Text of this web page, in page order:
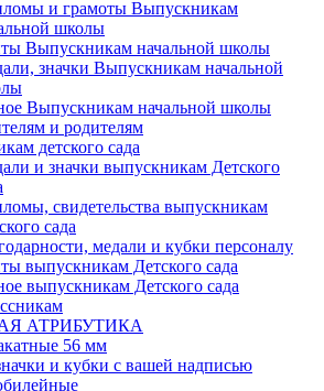
и грамоты Выпускникам
школы
Выпускникам начальной школы
значки Выпускникам начальной
Выпускникам начальной школы
и родителям
детского сада
и значки выпускникам Детского
свидетельства выпускникам
сада
медали и кубки персоналу
выпускникам Детского сада
выпускникам Детского сада
АТРИБУТИКА
56 мм
и кубки с вашей надписью